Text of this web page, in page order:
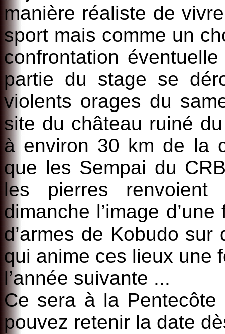
manière réaliste de
sport mais comme un
confrontation
partie du stage se
violents orages du
site du château ruiné
à environ 30 km de la
que les Sempai du
les pierres
dimanche l’image
d’armes de Kobudo
qui anime ces lieux une
l’année suivante ...
Ce sera à la
pouvez retenir la date